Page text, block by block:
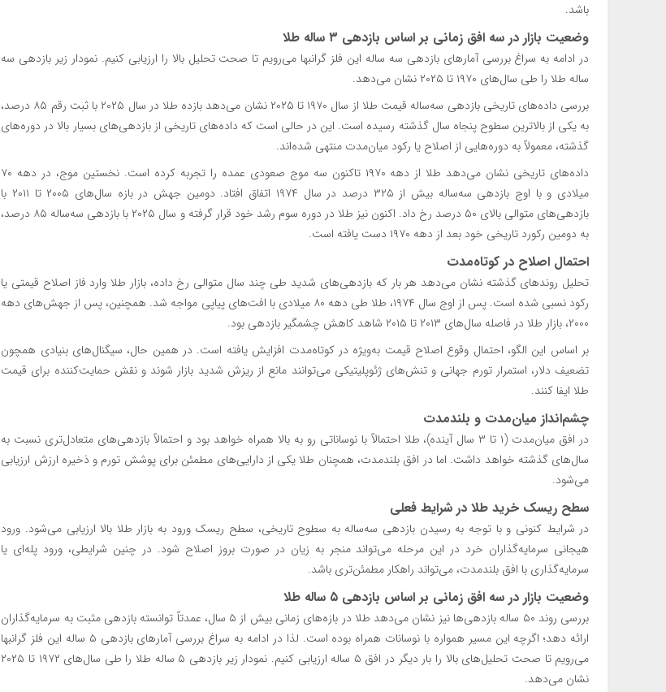
باشد.
وضعیت بازار در سه افق زمانی بر اساس بازدهی ۳ ساله طلا
در ادامه به سراغ بررسی آمارهای بازدهی سه ساله این فلز گرانبها می‌رویم تا صحت تحلیل بالا را ارزیابی کنیم. نمودار زیر بازدهی سه
ساله طلا را طی سال‌های ۱۹۷۰ تا ۲۰۲۵ نشان می‌دهد.
بررسی داده‌های تاریخی بازدهی سه‌ساله قیمت طلا از سال ۱۹۷۰ تا ۲۰۲۵ نشان می‌دهد بازده طلا در سال ۲۰۲۵ با ثبت رقم ۸۵ درصد،
به یکی از بالاترین سطوح پنجاه سال گذشته رسیده است. این در حالی است که داده‌های تاریخی از بازدهی‌های بسیار بالا در دوره‌های
گذشته، معمولاً به دوره‌هایی از اصلاح یا رکود میان‌مدت منتهی شده‌اند.
داده‌های تاریخی نشان می‌دهد طلا از دهه ۱۹۷۰ تاکنون سه موج صعودی عمده را تجربه کرده است. نخستین موج، در دهه ۷۰
میلادی و با اوج بازدهی سه‌ساله بیش از ۳۲۵ درصد در سال ۱۹۷۴ اتفاق افتاد. دومین جهش در بازه سال‌های ۲۰۰۵ تا ۲۰۱۱ با
بازدهی‌های متوالی بالای ۵۰ درصد رخ داد. اکنون نیز طلا در دوره سوم رشد خود قرار گرفته و سال ۲۰۲۵ با بازدهی سه‌ساله ۸۵ درصد،
به دومین رکورد تاریخی خود بعد از دهه ۱۹۷۰ دست یافته است.
احتمال اصلاح در کوتاه‌مدت
تحلیل روندهای گذشته نشان می‌دهد هر بار که بازدهی‌های شدید طی چند سال متوالی رخ داده، بازار طلا وارد فاز اصلاح قیمتی یا
رکود نسبی شده است. پس از اوج سال ۱۹۷۴، طلا طی دهه ۸۰ میلادی با افت‌های پیاپی مواجه شد. همچنین، پس از جهش‌های دهه
۲۰۰۰، بازار طلا در فاصله سال‌های ۲۰۱۳ تا ۲۰۱۵ شاهد کاهش چشمگیر بازدهی بود.
بر اساس این الگو، احتمال وقوع اصلاح قیمت به‌ویژه در کوتاه‌مدت افزایش یافته است. در همین حال، سیگنال‌های بنیادی همچون
تضعیف دلار، استمرار تورم جهانی و تنش‌های ژئوپلیتیکی می‌توانند مانع از ریزش شدید بازار شوند و نقش حمایت‌کننده برای قیمت
طلا ایفا کنند.
چشم‌انداز میان‌مدت و بلندمدت
در افق میان‌مدت (۱ تا ۳ سال آینده)، طلا احتمالاً با نوساناتی رو به بالا همراه خواهد بود و احتمالاً بازدهی‌های متعادل‌تری نسبت به
سال‌های گذشته خواهد داشت. اما در افق بلندمدت، همچنان طلا یکی از دارایی‌های مطمئن برای پوشش تورم و ذخیره ارزش ارزیابی
می‌شود.
سطح ریسک خرید طلا در شرایط فعلی
در شرایط کنونی و با توجه به رسیدن بازدهی سه‌ساله به سطوح تاریخی، سطح ریسک ورود به بازار طلا بالا ارزیابی می‌شود. ورود
هیجانی سرمایه‌گذاران خرد در این مرحله می‌تواند منجر به زیان در صورت بروز اصلاح شود. در چنین شرایطی، ورود پله‌ای یا
سرمایه‌گذاری با افق بلندمدت، می‌تواند راهکار مطمئن‌تری باشد.
وضعیت بازار در سه افق زمانی بر اساس بازدهی ۵ ساله طلا
بررسی روند ۵۰ ساله بازدهی‌ها نیز نشان می‌دهد طلا در بازه‌های زمانی بیش از ۵ سال، عمدتاً توانسته بازدهی مثبت به سرمایه‌گذاران
ارائه دهد؛ اگرچه این مسیر همواره با نوسانات همراه بوده است. لذا در ادامه به سراغ بررسی آمارهای بازدهی ۵ ساله این فلز گرانبها
می‌رویم تا صحت تحلیل‌های بالا را بار دیگر در افق ۵ ساله ارزیابی کنیم. نمودار زیر بازدهی ۵ ساله طلا را طی سال‌های ۱۹۷۲ تا ۲۰۲۵
نشان می‌دهد.